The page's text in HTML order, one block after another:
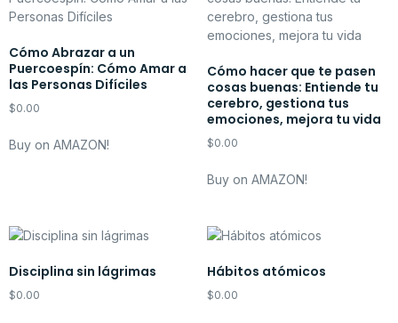
Cómo Abrazar a un
Puercoespín: Cómo Amar a
las Personas Difíciles
$0.00
Buy on AMAZON!
Cómo hacer que te pasen
cosas buenas: Entiende tu
cerebro, gestiona tus
emociones, mejora tu vida
$0.00
Buy on AMAZON!
Disciplina sin lágrimas
$0.00
Hábitos atómicos
$0.00